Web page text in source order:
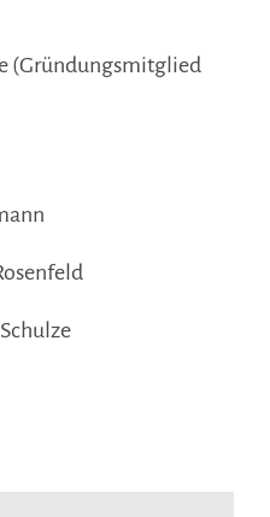
(Gründungsmitglied